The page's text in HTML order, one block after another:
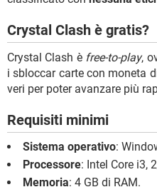
Crystal Clash è gratis?
Crystal Clash è free-to-play,
i sbloccar carte con moneta
veri per poter avanzare più
Requisiti minimi
Sistema operativo:
Processore: Intel Core i3,
Memoria: 4 GB di RAM.